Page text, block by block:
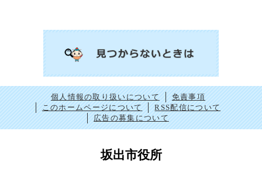
個人情報の取り扱いについて
免責事項
このホームページについて
RSS配信について
広告の募集について
坂出市役所